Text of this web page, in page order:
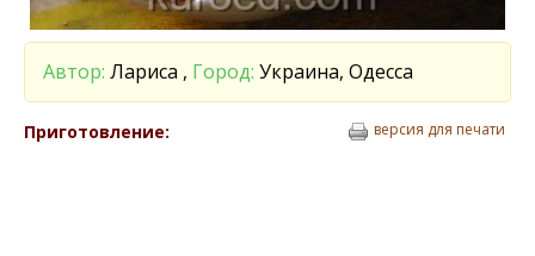
Автор: Лариса , Город: Украина, Одесса
Приготовление: версия для печати